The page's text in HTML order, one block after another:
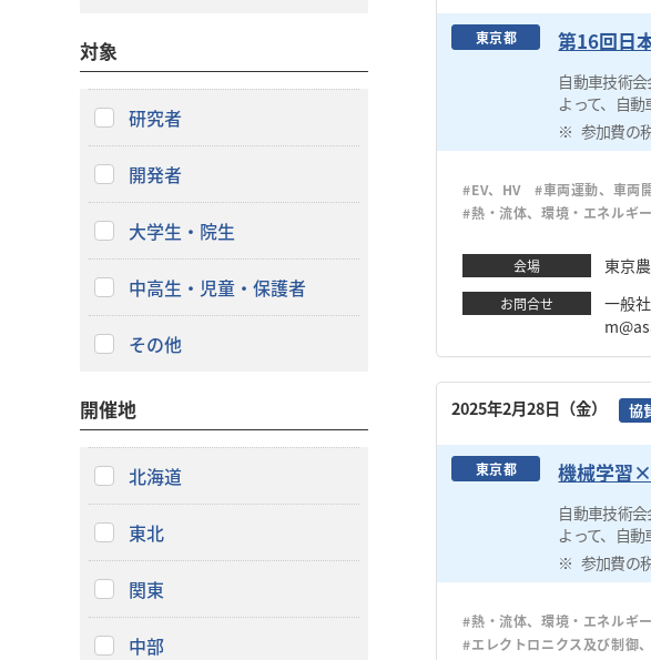
東京都 第16回日
自動車技術
よって、自動
参加費の
#EV、HV
#車両運動、車両
#熱・流体、環境・エネルギ
会場 東京
お問合せ
一般
2025年2月28日（金） 協
東京都 機械学習
自動車技術
よって、自動
参加費の
#熱・流体、環境・エネルギ
#エレクトロニクス及び制
対象
研究者
開発者
大学生・院生
中高生・児童・保護者
その他
開催地
北海道
東北
関東
中部